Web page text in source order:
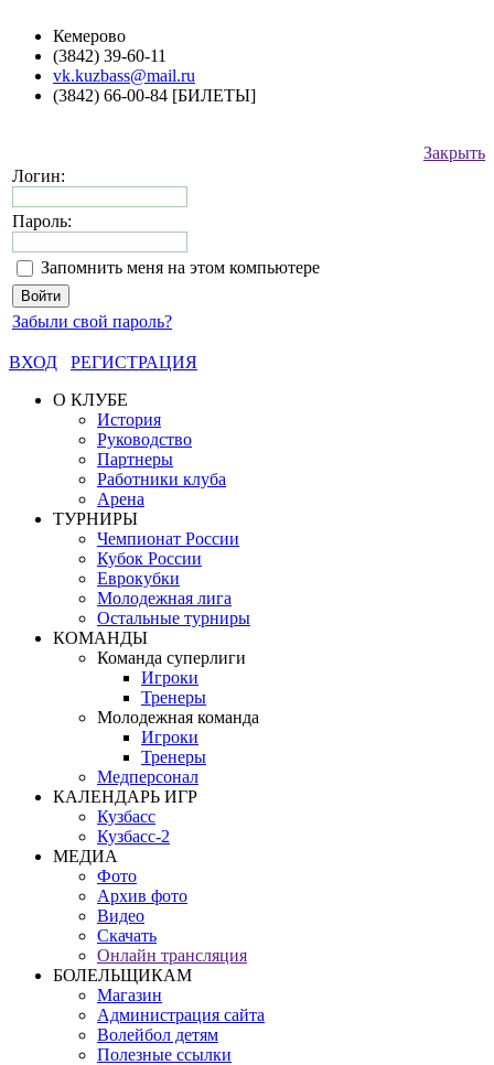
Кемерово
(3842) 39-60-11
vk.kuzbass@mail.ru
(3842) 66-00-84 [БИЛЕТЫ]
Закрыть
Логин:
Пароль:
Запомнить меня на этом компьютере
Забыли свой пароль?
ВХОД
РЕГИСТРАЦИЯ
О КЛУБЕ
История
Руководство
Партнеры
Работники клуба
Арена
ТУРНИРЫ
Чемпионат России
Кубок России
Еврокубки
Молодежная лига
Остальные турниры
КОМАНДЫ
Команда суперлиги
Игроки
Тренеры
Молодежная команда
Игроки
Тренеры
Медперсонал
КАЛЕНДАРЬ ИГР
Кузбасс
Кузбасс-2
МЕДИА
Фото
Архив фото
Видео
Скачать
Онлайн трансляция
БОЛЕЛЬЩИКАМ
Магазин
Администрация сайта
Волейбол детям
Полезные ссылки